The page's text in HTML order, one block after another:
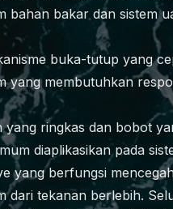
bahan bakar dan sistem
buka-tutup yang
yang membutuhkan
yang ringkas dan bobot
diaplikasikan pada
yang berfungsi
dari tekanan berlebih.